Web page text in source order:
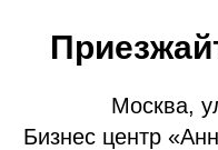
Москва,
Бизнес центр